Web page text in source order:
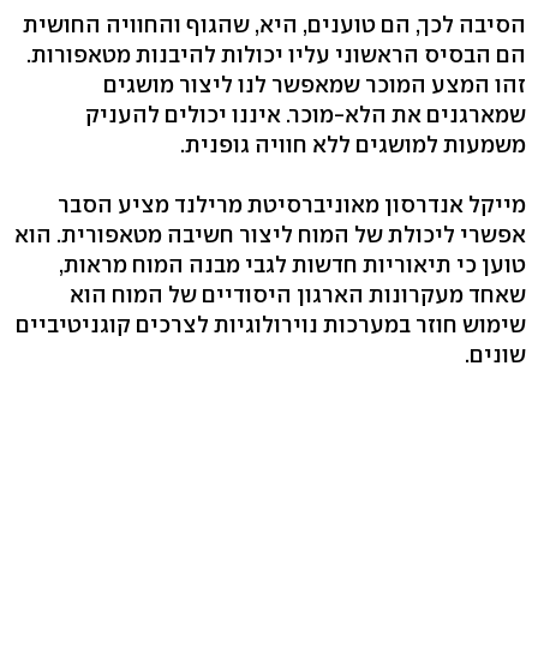
הסיבה לכך, הם טוענים, היא, שהגוף והחוויה החושית
הם הבסיס הראשוני עליו יכולות להיבנות מטאפורות.
זהו המצע המוכר שמאפשר לנו ליצור מושגים
שמארגנים את הלא-מוכר. איננו יכולים להעניק
משמעות למושגים ללא חוויה גופנית.
מייקל אנדרסון מאוניברסיטת מרילנד מציע הסבר
אפשרי ליכולת של המוח ליצור חשיבה מטאפורית. הוא
טוען כי תיאוריות חדשות לגבי מבנה המוח מראות,
שאחד מעקרונות הארגון היסודיים של המוח הוא
שימוש חוזר במערכות נוירולוגיות לצרכים קוגניטיביים
שונים.